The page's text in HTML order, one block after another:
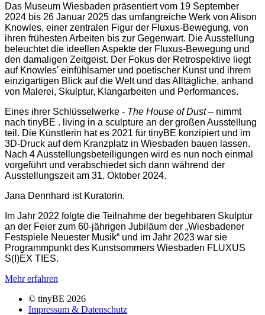
Das Museum Wiesbaden präsentiert vom 19 September
2024 bis 26 Januar 2025 das umfangreiche Werk von Alison
Knowles, einer zentralen Figur der Fluxus-Bewegung, von
ihren frühesten Arbeiten bis zur Gegenwart. Die Ausstellung
beleuchtet die ideellen Aspekte der Fluxus-Bewegung und
den damaligen Zeitgeist. Der Fokus der Retrospektive liegt
auf Knowles' einfühlsamer und poetischer Kunst und ihrem
einzigartigen Blick auf die Welt und das Alltägliche, anhand
von Malerei, Skulptur, Klangarbeiten und Performances.
Eines ihrer Schlüsselwerke - The House of Dust– nimmt
nach tinyBE . living in a sculpture an der großen Ausstellung
teil. Die Künstlerin hat es 2021 für tinyBE konzipiert und im
3D-Druck auf dem Kranzplatz in Wiesbaden bauen lassen.
Nach 4 Ausstellungsbeteiligungen wird es nun noch einmal
vorgeführt und verabschiedet sich dann während der
Ausstellungszeit am 31. Oktober 2024.
Jana Dennhard ist Kuratorin.
Im Jahr 2022 folgte die Teilnahme der begehbaren Skulptur
an der Feier zum 60-jährigen Jubiläum der „Wiesbadener
Festspiele Neuester Musik“ und im Jahr 2023 war sie
Programmpunkt des Kunstsommers Wiesbaden FLUXUS
S(I)EX TIES.
Mehr erfahren
© tinyBE 2026
Impressum & Datenschutz